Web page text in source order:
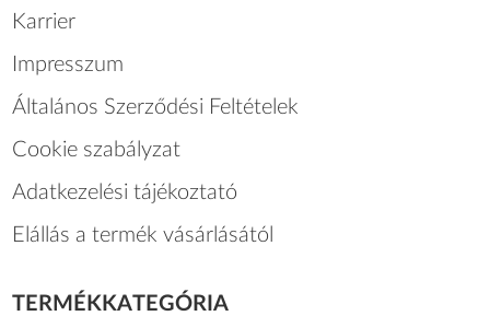
Karrier
Impresszum
Általános Szerződési Feltételek
Cookie szabályzat
Adatkezelési tájékoztató
Elállás a termék vásárlásától
TERMÉKKATEGÓRIA